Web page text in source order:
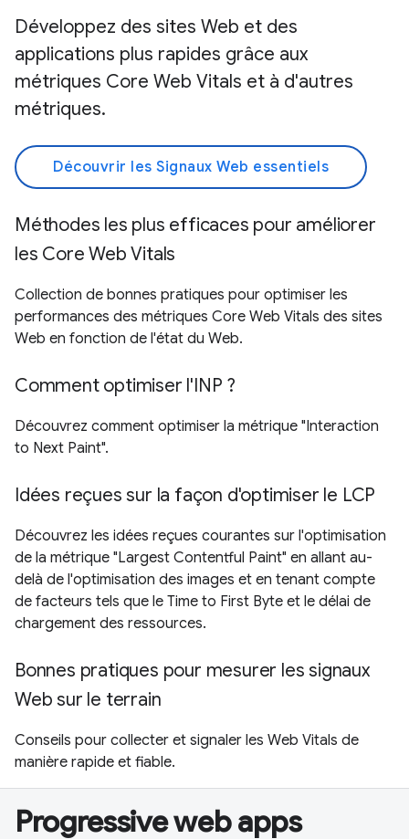
Développez des sites Web et des
applications plus rapides grâce aux
métriques Core Web Vitals et à d'autres
métriques.
Découvrir les Signaux Web essentiels
Méthodes les plus efficaces pour améliorer
les Core Web Vitals
Collection de bonnes pratiques pour optimiser les
performances des métriques Core Web Vitals des sites
Web en fonction de l'état du Web.
Comment optimiser l'INP ?
Découvrez comment optimiser la métrique "Interaction
to Next Paint".
Idées reçues sur la façon d'optimiser le LCP
Découvrez les idées reçues courantes sur l'optimisation
de la métrique "Largest Contentful Paint" en allant au-
delà de l'optimisation des images et en tenant compte
de facteurs tels que le Time to First Byte et le délai de
chargement des ressources.
Bonnes pratiques pour mesurer les signaux
Web sur le terrain
Conseils pour collecter et signaler les Web Vitals de
manière rapide et fiable.
Progressive web apps